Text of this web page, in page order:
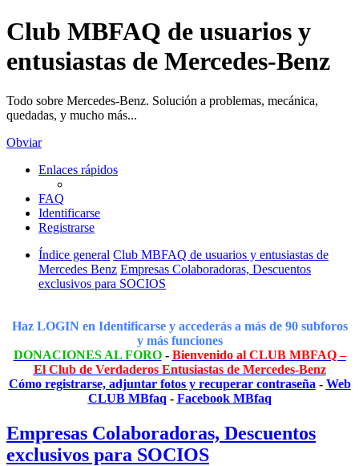
Club MBFAQ de usuarios y
entusiastas de Mercedes-Benz
Todo sobre Mercedes-Benz. Solución a problemas, mecánica,
quedadas, y mucho más...
Obviar
Enlaces rápidos
FAQ
Identificarse
Registrarse
Índice general Club MBFAQ de usuarios y entusiastas de
Mercedes Benz Empresas Colaboradoras, Descuentos
exclusivos para SOCIOS
Haz LOGIN en Identificarse y accederás a más de 90 subforos
y más funciones
DONACIONES AL FORO- Bienvenido al CLUB MBFAQ –
El Club de Verdaderos Entusiastas de Mercedes-Benz
Cómo registrarse, adjuntar fotos y recuperar contraseña - Web
CLUB MBfaq - Facebook MBfaq
Empresas Colaboradoras, Descuentos
exclusivos para SOCIOS